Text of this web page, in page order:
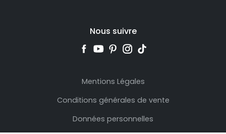
Nous suivre
Mentions Légales
Conditions générales de vente
Données personnelles